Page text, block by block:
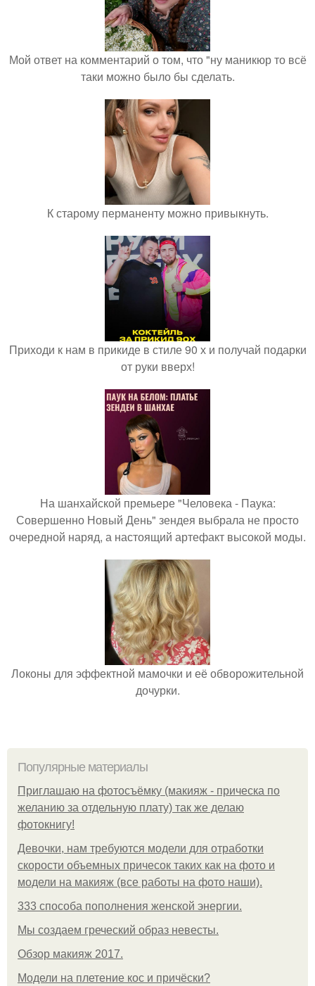
Мой ответ на комментарий о том, что "ну маникюр то всё
таки можно было бы сделать.
К старому перманенту можно привыкнуть.
Приходи к нам в прикиде в стиле 90 х и получай подарки
от руки вверх!
На шанхайской премьере "Человека - Паука:
Совершенно Новый День" зендея выбрала не просто
очередной наряд, а настоящий артефакт высокой моды.
Локоны для эффектной мамочки и её обворожительной
дочурки.
Популярные материалы
Приглашаю на фотосъёмку (макияж - прическа по
желанию за отдельную плату) так же делаю
фотокнигу!
Девочки, нам требуются модели для отработки
скорости объемных причесок таких как на фото и
модели на макияж (все работы на фото наши).
333 способа пополнения женской энергии.
Мы создаем греческий образ невесты.
Обзор макияж 2017.
Модели на плетение кос и причёски?